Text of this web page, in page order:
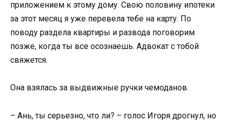
приложением к этому дому. Свою половину ипотеки
за этот месяц я уже перевела тебе на карту. По
поводу раздела квартиры и развода поговорим
позже, когда ты все осознаешь. Адвокат с тобой
свяжется.
Она взялась за выдвижные ручки чемоданов.
– Ань, ты серьезно, что ли? – голос Игоря дрогнул, но